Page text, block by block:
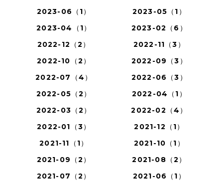
2023-06（1）
2023-05（1）
2023-04（1）
2023-02（6）
2022-12（2）
2022-11（3）
2022-10（2）
2022-09（3）
2022-07（4）
2022-06（3）
2022-05（2）
2022-04（1）
2022-03（2）
2022-02（4）
2022-01（3）
2021-12（1）
2021-11（1）
2021-10（1）
2021-09（2）
2021-08（2）
2021-07（2）
2021-06（1）